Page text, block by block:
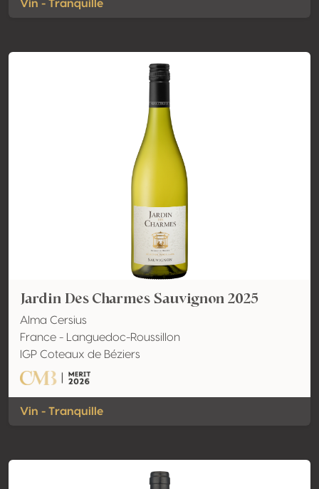
Vin - Tranquille
Jardin Des Charmes Sauvignon 2025
Alma Cersius
France - Languedoc-Roussillon
IGP Coteaux de Béziers
Vin - Tranquille